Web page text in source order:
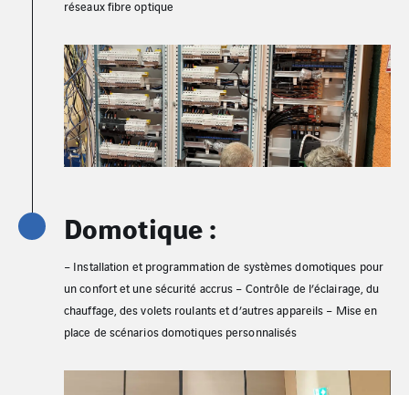
réseaux fibre optique
Domotique :
– Installation et programmation de systèmes domotiques pour
un confort et une sécurité accrus – Contrôle de l’éclairage, du
chauffage, des volets roulants et d’autres appareils – Mise en
place de scénarios domotiques personnalisés